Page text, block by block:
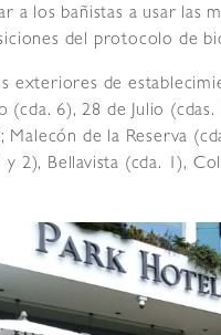
los bañistas a usar las
del protocolo de
exteriores de
(cda. 6), 28 de Julio
Malecón de la Reserva
2), Bellavista (cda. 1),